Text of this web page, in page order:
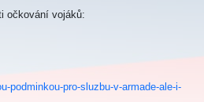
očkování vojáků:
podminkou-pro-sluzbu-v-armade-ale-i-